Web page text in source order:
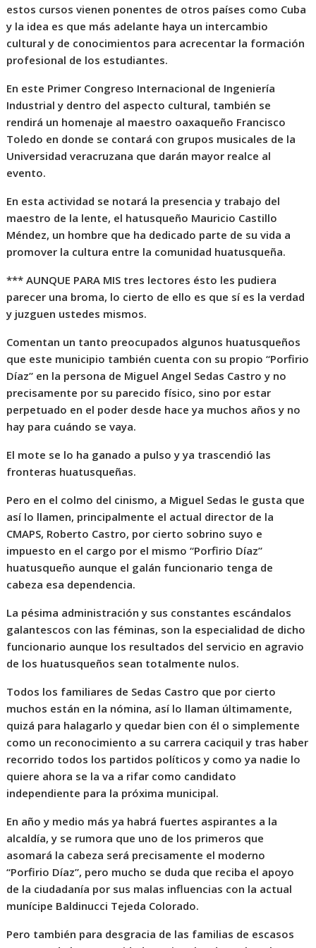
estos cursos vienen ponentes de otros países como Cuba
y la idea es que más adelante haya un intercambio
cultural y de conocimientos para acrecentar la formación
profesional de los estudiantes.
En este Primer Congreso Internacional de Ingeniería
Industrial y dentro del aspecto cultural, también se
rendirá un homenaje al maestro oaxaqueño Francisco
Toledo en donde se contará con grupos musicales de la
Universidad veracruzana que darán mayor realce al
evento.
En esta actividad se notará la presencia y trabajo del
maestro de la lente, el hatusqueño Mauricio Castillo
Méndez, un hombre que ha dedicado parte de su vida a
promover la cultura entre la comunidad huatusqueña.
*** AUNQUE PARA MIS tres lectores ésto les pudiera
parecer una broma, lo cierto de ello es que sí es la verdad
y juzguen ustedes mismos.
Comentan un tanto preocupados algunos huatusqueños
que este municipio también cuenta con su propio “Porfirio
Díaz” en la persona de Miguel Angel Sedas Castro y no
precisamente por su parecido físico, sino por estar
perpetuado en el poder desde hace ya muchos años y no
hay para cuándo se vaya.
El mote se lo ha ganado a pulso y ya trascendió las
fronteras huatusqueñas.
Pero en el colmo del cinismo, a Miguel Sedas le gusta que
así lo llamen, principalmente el actual director de la
CMAPS, Roberto Castro, por cierto sobrino suyo e
impuesto en el cargo por el mismo “Porfirio Díaz”
huatusqueño aunque el galán funcionario tenga de
cabeza esa dependencia.
La pésima administración y sus constantes escándalos
galantescos con las féminas, son la especialidad de dicho
funcionario aunque los resultados del servicio en agravio
de los huatusqueños sean totalmente nulos.
Todos los familiares de Sedas Castro que por cierto
muchos están en la nómina, así lo llaman últimamente,
quizá para halagarlo y quedar bien con él o simplemente
como un reconocimiento a su carrera caciquil y tras haber
recorrido todos los partidos políticos y como ya nadie lo
quiere ahora se la va a rifar como candidato
independiente para la próxima municipal.
En año y medio más ya habrá fuertes aspirantes a la
alcaldía, y se rumora que uno de los primeros que
asomará la cabeza será precisamente el moderno
“Porfirio Díaz”, pero mucho se duda que reciba el apoyo
de la ciudadanía por sus malas influencias con la actual
munícipe Baldinucci Tejeda Colorado.
Pero también para desgracia de las familias de escasos